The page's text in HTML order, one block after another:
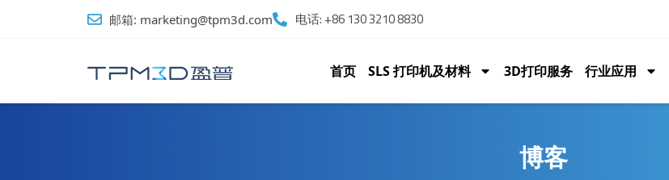
邮箱: marketing@tpm3d.com 电话: +86 130 3210 8830
首页 SLS 打印机及材料 3D打印服务 行业应用
博客